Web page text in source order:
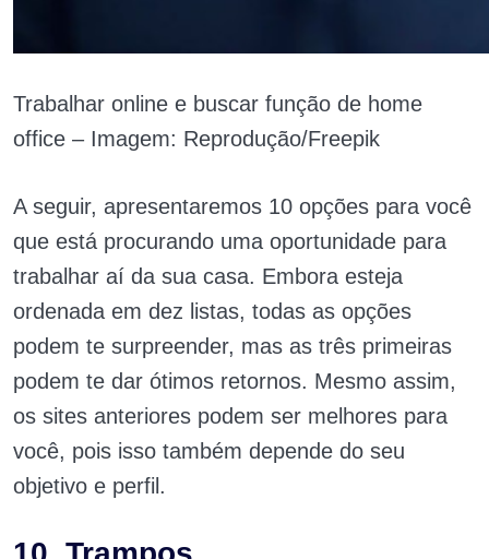
Trabalhar online e buscar função de home
office – Imagem: Reprodução/Freepik
A seguir, apresentaremos 10 opções para você
que está procurando uma oportunidade para
trabalhar aí da sua casa. Embora esteja
ordenada em dez listas, todas as opções
podem te surpreender, mas as três primeiras
podem te dar ótimos retornos. Mesmo assim,
os sites anteriores podem ser melhores para
você, pois isso também depende do seu
objetivo e perfil.